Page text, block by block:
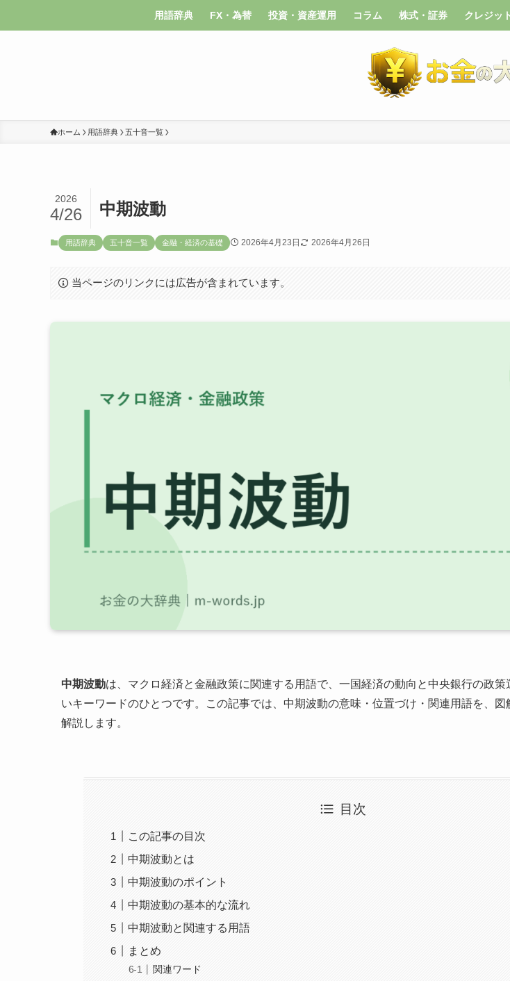
用語辞典 FX・為替 投資・資産運用 コラム 株式・証券 クレジッ
ホーム 用語辞典 五十音一覧
中期波動
2026
4/26
用語辞典 五十音一覧 金融・経済の基礎 2026年4月23日 2026年4月26日
当ページのリンクには広告が含まれています。
中期波動は、マクロ経済と金融政策に関連する用語で、一国経済の動向と中央銀行の政策
いキーワードのひとつです。この記事では、中期波動の意味・位置づけ・関連用語を、図
解説します。
目次
この記事の目次
中期波動とは
中期波動のポイント
中期波動の基本的な流れ
中期波動と関連する用語
まとめ
関連ワード